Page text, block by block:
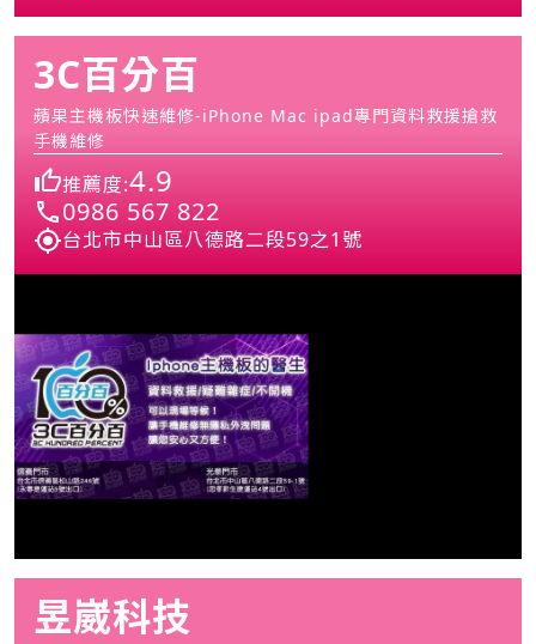
3C百分百
蘋果主機板快速維修-iPhone Mac ipad專門資料救援搶救
手機維修
推薦度:4.9
0986 567 822
台北市中山區八德路二段59之1號
昱崴科技